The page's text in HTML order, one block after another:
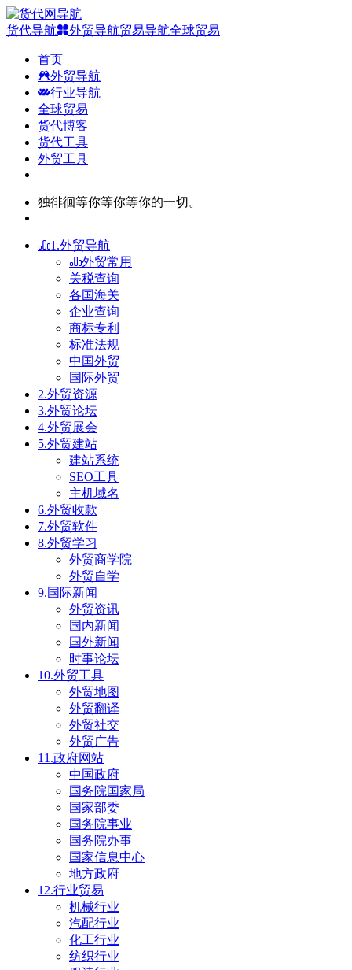
货代导航 外贸导航贸易导航全球贸易
首页
外贸导航
行业导航
全球贸易
货代博客
货代工具
外贸工具
独徘徊等你等你等你的一切。
1.外贸导航
外贸常用
关税查询
各国海关
企业查询
商标专利
标准法规
中国外贸
国际外贸
2.外贸资源
3.外贸论坛
4.外贸展会
5.外贸建站
建站系统
SEO工具
主机域名
6.外贸收款
7.外贸软件
8.外贸学习
外贸商学院
外贸自学
9.国际新闻
外贸资讯
国内新闻
国外新闻
时事论坛
10.外贸工具
外贸地图
外贸翻译
外贸社交
外贸广告
11.政府网站
中国政府
国务院国家局
国家部委
国务院事业
国务院办事
国家信息中心
地方政府
12.行业贸易
机械行业
汽配行业
化工行业
纺织行业